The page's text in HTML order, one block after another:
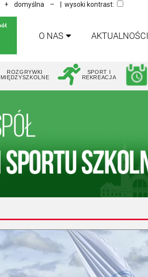
+ domyślna – | wysoki kontrast:
O NAS AKTUALNOŚCI
ROZGRYWKI
MIĘDZYSZKOLNE
SPORT I
REKREACJA